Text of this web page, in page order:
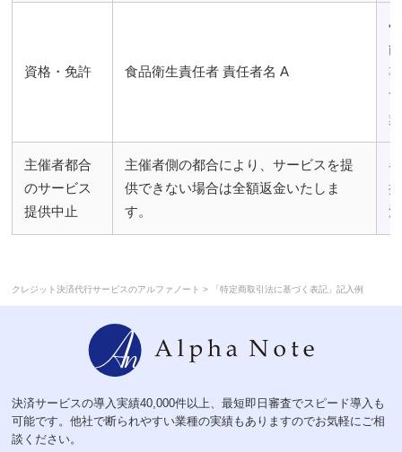
資格・免許 食品衛生責任者 責任者名 A
<
主催者都合
のサービス
提供中止
主催者側の都合により、サービスを提
供できない場合は全額返金いたしま
す。
クレジット決済代行サービスのアルファノート > 「特定商取引法に基づく表記」記入例
決済サービスの導入実績40,000件以上、最短即日審査でスピード導入も
可能です。他社で断られやすい業種の実績もありますのでお気軽にご相
談ください。